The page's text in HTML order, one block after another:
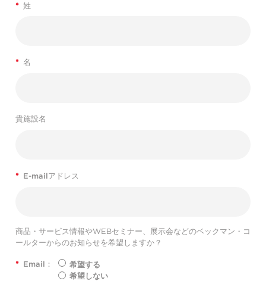
* 姓
* 名
貴施設名
* E-mailアドレス
商品・サービス情報やWEBセミナー、展示会などのベックマン・コ
ールターからのお知らせを希望しますか？
* Email：
希望する
希望しない